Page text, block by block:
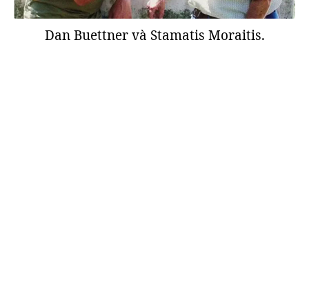
Dan Buettner và Stamatis Moraitis.